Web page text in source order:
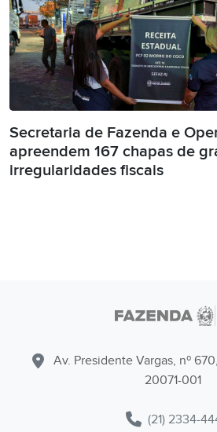
Secretaria de Fazenda e
apreendem 167 chapas de
irregularidades fiscais
Av. Presidente Vargas, nº
20071-001
(21) 2334-